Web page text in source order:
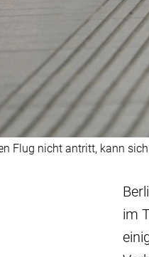
Flug nicht antritt, kann
im